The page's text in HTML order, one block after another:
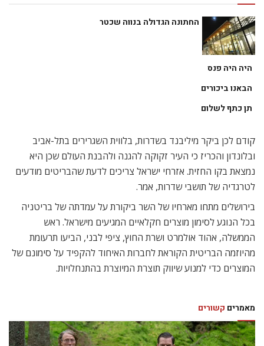
החתונה הגדולה בנווה שכטר
היה היה פנס
הבאנו ביכורים
תן כתף לשלום
קודם לכן ביקר מיליבנד בשדרות, בלווית השגרירים בתל-אביב
ובלונדון והכריז כי העיר זקוקה להגנה ולהבנת העולם שכן היא
נמצאת בקו החזית. אזרחי ישראל צריכים לדעת שהבריטים מודעים
לטרגדיה של תושבי שדרות, אמר.
בירושלים מתחו מארחיו של השר ביקורת על עמדתה של בריטניה
בכל הנוגע לסימון מוצרים חקלאיים המגיעים מישראל. ראש
הממשלה, אהוד אולמרט ושרת החוץ, ציפי לבני, הביעו תרעומת
מהיוזמה הבריטית הקוראת לחברות האיחוד להקפיד על סימונם של
המוצרים כדי למנוע שיווק תוצרת המיוצרת בהתנחלויות.
מאמרים קשורים